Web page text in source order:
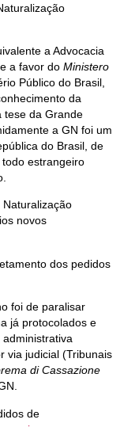
a Advocacia
a favor do Ministero
Público do Brasil,
da
tese da Grande
a GN foi um
do Brasil, de
estrangeiro
novos
dos pedidos
foi de paralisar
já protocolados e
via judicial (Tribunais
di Cassazione
de